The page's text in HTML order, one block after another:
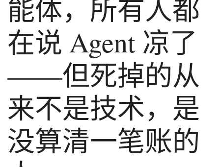
能体，所有人都
在说 Agent 凉了
——但死掉的从
来不是技术，是
没算清一笔账的